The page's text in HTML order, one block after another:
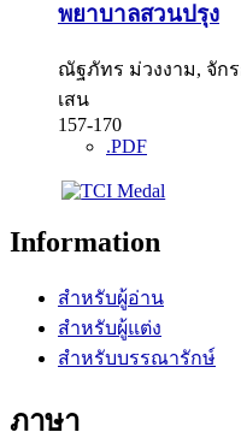
พยาบาลสวนปรุง
ณัฐภัทร ม่วงงาม, จัก
เสน
157-170
.PDF
Information
สำหรับผู้อ่าน
สำหรับผู้แต่ง
สำหรับบรรณารักษ์
ภาษา